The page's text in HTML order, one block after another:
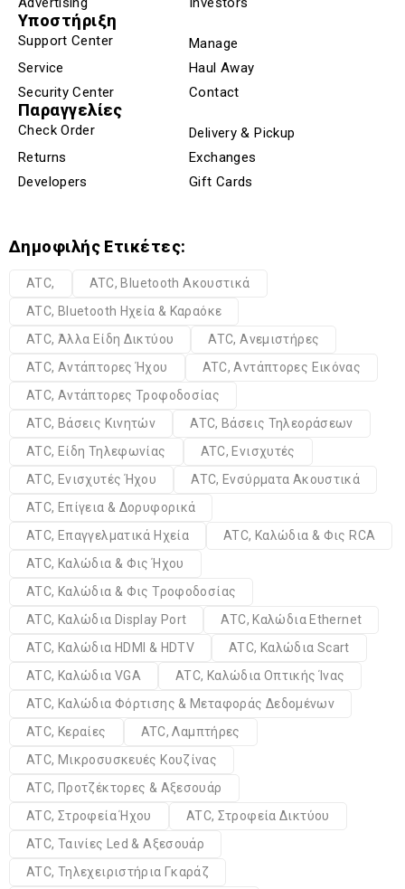
Υποστήριξη
Support Center
Manage
Service
Haul Away
Security Center
Contact
Παραγγελίες
Check Order
Delivery & Pickup
Returns
Exchanges
Developers
Gift Cards
Δημοφιλής Ετικέτες:
ATC,
ATC, Bluetooth Ακουστικά
ATC, Bluetooth Ηχεία & Καραόκε
ATC, Άλλα Είδη Δικτύου
ATC, Ανεμιστήρες
ATC, Αντάπτορες Ήχου
ATC, Αντάπτορες Εικόνας
ATC, Αντάπτορες Τροφοδοσίας
ATC, Βάσεις Κινητών
ATC, Βάσεις Τηλεοράσεων
ATC, Είδη Τηλεφωνίας
ATC, Ενισχυτές
ATC, Ενισχυτές Ήχου
ATC, Ενσύρματα Ακουστικά
ATC, Επίγεια & Δορυφορικά
ATC, Επαγγελματικά Ηχεία
ATC, Καλώδια & Φις RCA
ATC, Καλώδια & Φις Ήχου
ATC, Καλώδια & Φις Τροφοδοσίας
ATC, Καλώδια Display Port
ATC, Καλώδια Ethernet
ATC, Καλώδια HDMI & HDTV
ATC, Καλώδια Scart
ATC, Καλώδια VGA
ATC, Καλώδια Οπτικής Ίνας
ATC, Καλώδια Φόρτισης & Μεταφοράς Δεδομένων
ATC, Κεραίες
ATC, Λαμπτήρες
ATC, Μικροσυσκευές Κουζίνας
ATC, Προτζέκτορες & Αξεσουάρ
ATC, Στροφεία Ήχου
ATC, Στροφεία Δικτύου
ATC, Ταινίες Led & Αξεσουάρ
ATC, Τηλεχειριστήρια Γκαράζ